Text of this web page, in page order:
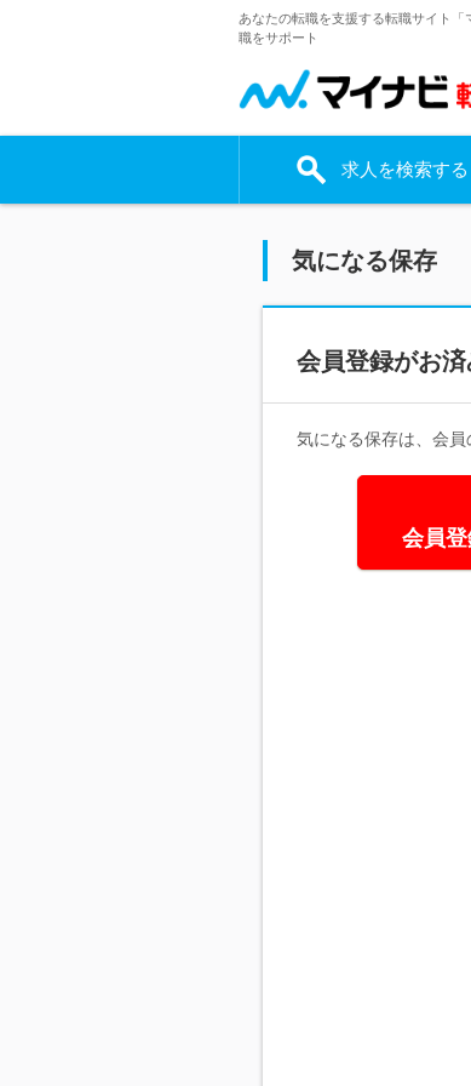
あなたの転職を支援する転職サイト
職をサポート
求人を検索する
気になる保存
会員登録がお
気になる保存は、会員
会員